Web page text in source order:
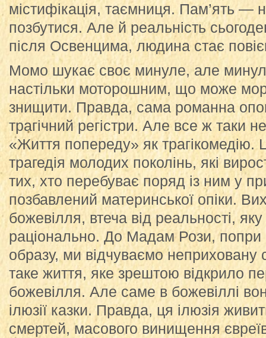
містифікація, таємниця. Пам’ять —
позбутися. Але й реальність
після Освенцима, людина стає
Момо шукає своє минуле, але
настільки моторошним, що може
знищити. Правда, сама романна
трагічний регістри. Але все ж таки
«Життя попереду» як трагікомедію.
трагедія молодих поколінь, які
тих, хто перебуває поряд із ним у
позбавлений материнської опіки.
божевілля, втеча від реальності,
раціонально. До Мадам Рози, попри
образу, ми відчуваємо
таке життя, яке зрештою відкрило
божевілля. Але саме в божевіллі
ілюзії казки. Правда, ця ілюзія
смертей, масового винищення